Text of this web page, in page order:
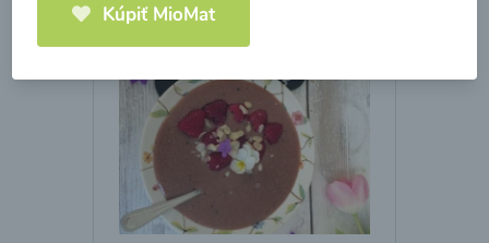
Kúpiť MioMat